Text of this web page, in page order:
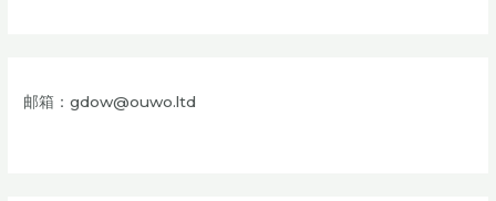
邮箱：gdow@ouwo.ltd